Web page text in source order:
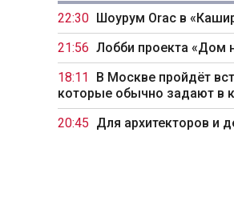
22:30 Шоурум Orac в
21:56 Лобби проекта «Дом
18:11
В Москве пройдёт
которые обычно задают в
20:45 Для архитекторов и